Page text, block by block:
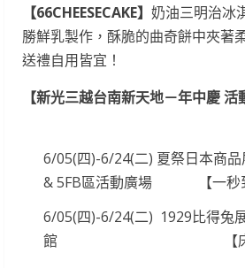
【66CHEESECAKE】 奶油三明治冰
勝鮮乳製作，酥脆的曲奇餅中夾著
送禮自用皆宜！
【新光三越台南新天地－年中慶 活
6/05(四)-6/24(二) 夏祭日本商
& 5FB區活動廣場 【一秒到
6/05(四)-6/24(二) 1929比得
館 【床寢特